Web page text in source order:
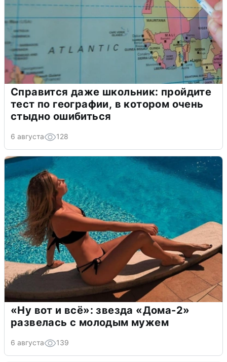
Справится даже школьник: пройдите
тест по географии, в котором очень
стыдно ошибиться
6 августа 128
«Ну вот и всё»: звезда «Дома-2»
развелась с молодым мужем
6 августа 139